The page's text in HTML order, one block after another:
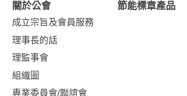
關於公會
成立宗旨及會員服務
理事長的話
理監事會
組織圖
專業委員會/聯誼會
節能標章產品